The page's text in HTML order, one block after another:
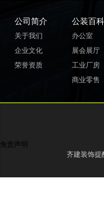
公司简介
关于我们
企业文化
荣誉资质
公装百科
办公室
展会展厅
工业厂房
商业零售
免责声明
齐建装饰提